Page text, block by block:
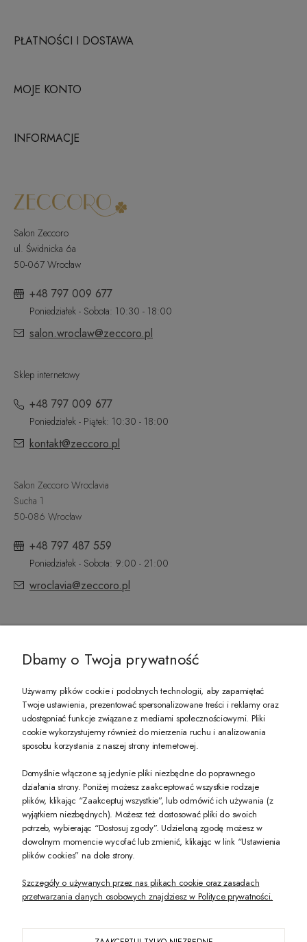
PŁATNOŚCI I DOSTAWA
MOJE KONTO
INFORMACJE
Salon Zeccoro
ul. Świdnicka 6a
50-067 Wrocław
+48 797 009 677
Poniedziałek - Sobota: 10:30 - 18:00
salon.wroclaw@zeccoro.pl
Sklep internetowy
+48 797 009 677
Poniedziałek - Piątek: 10:30 - 18:00
kontakt@zeccoro.pl
Salon Zeccoro Wroclavia
Sucha 1
50-086 Wrocław
+48 797 487 559
Poniedziałek - Sobota: 9:00 - 21:00
wroclavia@zeccoro.pl
PREZENT DLA CIEBIE!
-10% na pierwsze zakupy na zeccoro.pl Gdy zapiszesz się do naszego
Twoje dane będą przetwarzane zgodnie z nasząpolityką prywatności
POKAŻ PEŁNĄ WERSJĘ STRONY
Dbamy o Twoja prywatność
Używamy plików cookie i podobnych technologii, aby zapamiętać
Twoje ustawienia, prezentować spersonalizowane treści i reklamy oraz
udostępniać funkcje związane z mediami społecznościowymi. Pliki
cookie wykorzystujemy również do mierzenia ruchu i analizowania
sposobu korzystania z naszej strony internetowej.
Domyślnie włączone są jedynie pliki niezbędne do poprawnego
działania strony. Poniżej możesz zaakceptować wszystkie rodzaje
plików, klikając “Zaakceptuj wszystkie”, lub odmówić ich używania (z
wyjątkiem niezbędnych). Możesz też dostosować pliki do swoich
potrzeb, wybierając “Dostosuj zgody”. Udzieloną zgodę możesz w
dowolnym momencie wycofać lub zmienić, klikając w link “Ustawienia
plików cookies” na dole strony.
Szczegóły o używanych przez nas plikach cookie oraz zasadach
przetwarzania danych osobowych znajdziesz w Polityce prywatności.